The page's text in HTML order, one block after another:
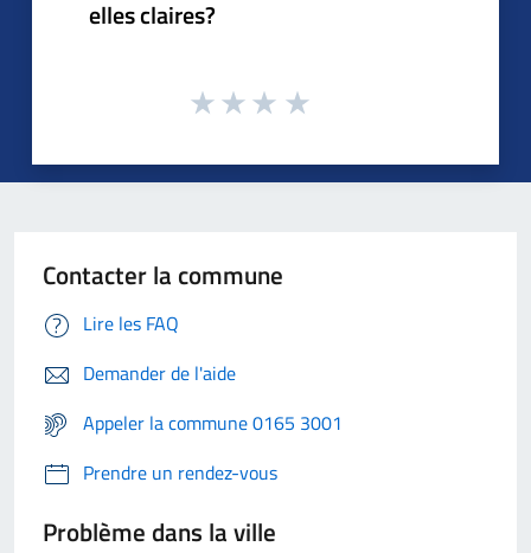
elles claires?
Contacter la commune
Lire les FAQ
Demander de l'aide
Appeler la commune 0165 3001
Prendre un rendez-vous
Problème dans la ville